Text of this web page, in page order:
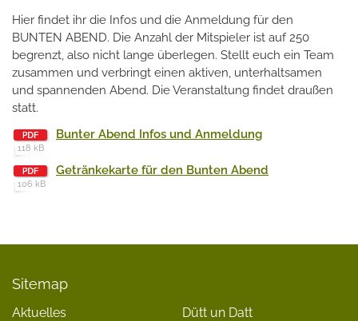
Hier findet ihr die Infos und die Anmeldung für den
BUNTEN ABEND. Die Anzahl der Mitspieler ist auf 250
begrenzt, also nicht lange überlegen. Stellt euch ein Team
zusammen und verbringt einen aktiven, unterhaltsamen
und spannenden Abend. Die Veranstaltung findet draußen
statt.
118 kB
Bunter Abend Infos und Anmeldung
106 kB
Getränkekarte für den Bunten Abend
Sitemap
Aktuelles
Dütt un Datt